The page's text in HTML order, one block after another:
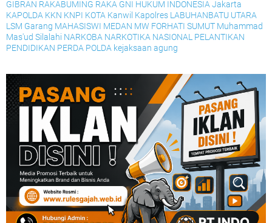
GIBRAN RAKABUMING RAKA GNI HUKUM INDONESIA Jakarta
KAPOLDA KKN KNPI KOTA Kanwil Kapolres LABUHANBATU UTARA
LSM Garang MAHASISWI MEDAN MW FORHATI SUMUT Muhammad
Mas'ud Silalahi NARKOBA NARKOTIKA NASIONAL PELANTIKAN
PENDIDIKAN PERDA POLDA kejaksaan agung